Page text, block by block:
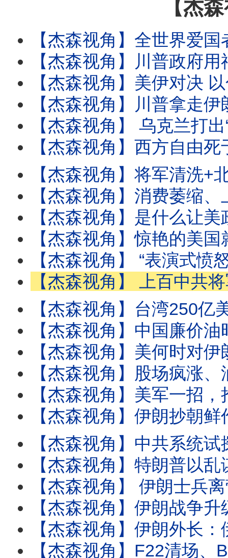
【杰
【杰森视角】全世界爱国者飞弹产能卡在一栋建筑物里！华尔街私募大亨如何让美国军工产
【杰森视角】川普政府用神秘基金撬动世界金融？美国为何用欧元救日元？美财长被偷拍并
【杰森视角】美伊对决 以色列为何按兵不动？三条暗线异动：一张扑向伊朗的网在中东收紧！
【杰森视角】川普拿走伊朗了最后一张牌？ 一个中国AI模型如何撼动华尔街万亿神话？全世
【杰森视角】 乌克兰打出“不败之路”！川普为何要对伊朗下狠手？美国飞弹炸出了“一带一
【杰森视角】西方自由死于掌声中！乌克兰暴打俄国，一则情报让北约极紧张！川普为何在国
【杰森视角】将军清洗+北京撞机：习权力悖论无解！中共再砍六将，为何留下两个最危险的
【杰森视角】消费萎缩、上亿人债务逾期：经济模式露底牌！昨天的政绩，今天的罪证：中共
【杰森视角】是什么让美政府对第五代AI极度恐慌？亲测被封第5代AI，其思考之缜密让我倒
【杰森视角】惊艳的美国就业数据为何引发金融雪崩? 今年AI就会把人类送上不归路? 一项终
【杰森视角】 “表演式愤怒”时代结束：美对中共策略换轨！美防长谈亚洲安全，只字不
【杰森视角】 上百中共将军消失后，台湾为何突然被习近平钉死为中美焦点！川普没
【杰森视角】台湾250亿美元买武器，效果出乎意料！女高阶主管性侵案为何成美国最火八卦？下
【杰森视角】中国廉价油时代终结！阿联酋退群，全球油市变天！中国储备油只够撑半年！
【杰森视角】美何时对伊朗再次开火？封海峡成伊朗致命误判？伊朗攻击货轮，美防长冷笑
【杰森视角】股场疯涨、油价暴跌、海峡开关：世界在24小时中反转，再反转！川普给习近
【杰森视角】美军一招，抢走伊朗唯一谈判筹码！美国要立城下之盟，伊朗三派势力打成一锅
【杰森视角】伊朗抄朝鲜作业，没人敢动，只有川普直接掀桌！马兴瑞落马透露中共权力真相！
【杰森视角】中共系统试探美国战略软肋？神秘无人机在美核基地盘旋4小时，B-52轰炸机被
【杰森视角】特朗普以乱谋胜？伊朗飞弹飞4000公里击碎欧洲梦！ F-35不再无敌？伊朗
【杰森视角】 伊朗士兵离营乞讨，外交官排队叛逃！骇客与飞弹联手让200万革命卫队裸
【杰森视角】伊朗战争升级，炸出中共最脆软肋！每天耗10亿，美国要打100天？川
【杰森视角】伊朗外长：伊朗军队已失控！哈梅内伊死前诡秘做派曝光！美军几分钟就打
【杰森视角】F22清场、B2钻地：揭“斩首”哈梅内伊惊人细节! 断油又断臂：习近平四月还会